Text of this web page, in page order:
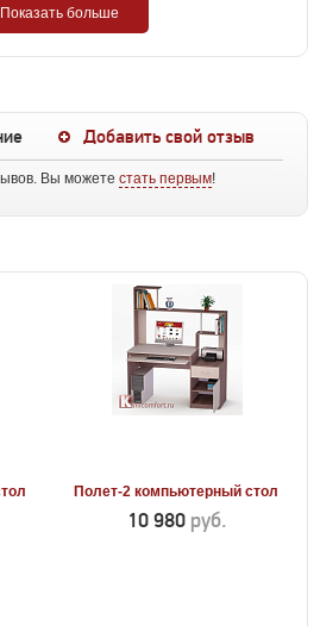
Показать больше
Добавить свой отзыв
Вы можете стать первым!
Полет-2 компьютерный стол
10 980 руб.